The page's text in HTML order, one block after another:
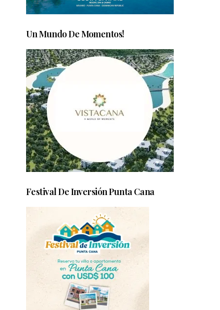
Un Mundo De Momentos!
Festival De Inversión Punta Cana